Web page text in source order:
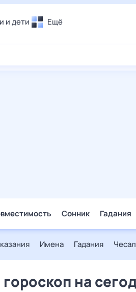
и дети Ещё
Сонник Гадания
Имена Гадания
на